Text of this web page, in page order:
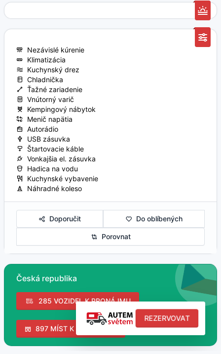
Nezávislé kúrenie
Klimatizácia
Kuchynský drez
Chladnička
Ťažné zariadenie
Vnútorný varič
Kempingový nábytok
Menič napätia
Autorádio
USB zásuvka
Štartovacie káble
Vonkajšia el. zásuvka
Hadica na vodu
Kuchynské vybavenie
Náhradné koleso
Doporučit Do oblíbených
Porovnat
Česká republika
285 VOZIDEL K PRONÁJMU
897 MÍST K NAVŠTÍVENÍ
REZERVOVAT